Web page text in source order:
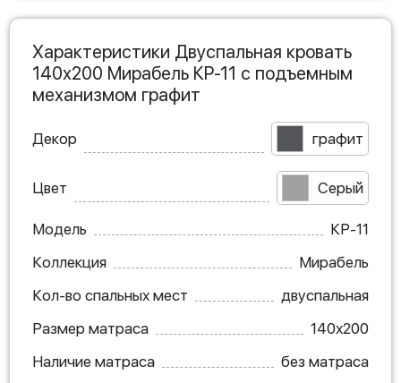
Характеристики Двуспальная кровать
140х200 Мирабель КР-11 с подъемным
механизмом графит
Декор графит
Цвет Серый
Модель
КР-11
Коллекция
Мирабель
Кол-во спальных мест
двуспальная
Размер матраса
140х200
Наличие матраса
без матраса